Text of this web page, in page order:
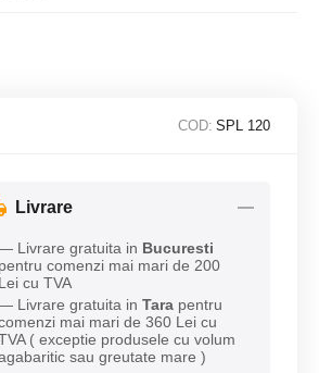
COD: SPL 120
Livrare
Livrare gratuita in Bucuresti
pentru comenzi mai mari de 200
Lei cu TVA
Livrare gratuita in Tara pentru
mai mari de 360 Lei cu
( exceptie produsele cu volum
sau greutate mare )